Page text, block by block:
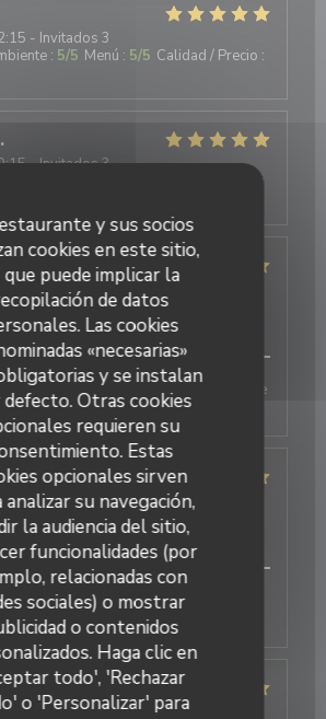
y sus socios
cookies en este sitio,
puede implicar la
de datos
Las cookies
«necesarias»
y se instalan
Otras cookies
requieren su
Estas
opcionales sirven
analizar su navegación,
la audiencia del sitio,
funcionalidades (por
relacionadas con
sociales) o mostrar
o contenidos
Haga clic en
todo', 'Rechazar
o 'Personalizar' para
- Invitados 3
: 5/5 Menú : 5/5 Calidad / Precio :
- Invitados 3
:
- Invitados 1
:5/5 Menú :5/5 Calidad / Precio
cuisine fine et originale. Une belle
- Invitados 2
: 5/5 Menú :5/5 Calidad / Precio
et délicieuses , bien
le cidre
- Invitados 4